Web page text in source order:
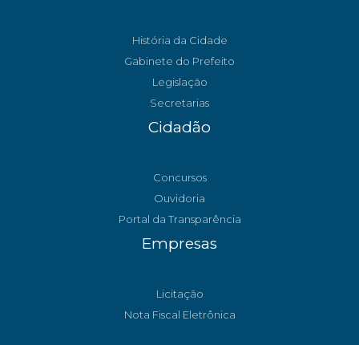
História da Cidade
Gabinete do Prefeito
Legislação
Secretarias
Cidadão
Concursos
Ouvidoria
Portal da Transparência
Empresas
Licitação
Nota Fiscal Eletrônica